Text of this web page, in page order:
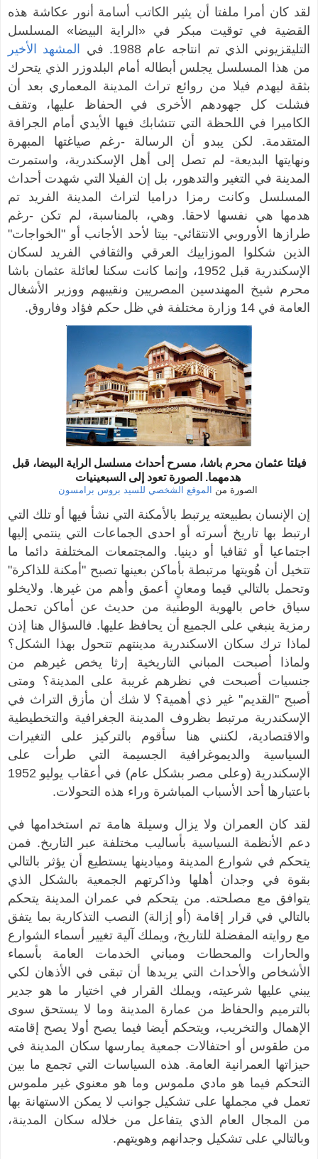
لقد كان أمرا ملفتا أن يثير الكاتب أسامة أنور عكاشة هذه
القضية في توقيت مبكر في «الراية البيضا» المسلسل
التليقزيوني الذي تم انتاجه عام 1988. في
المشهد الأخير
من هذا المسلسل يجلس أبطاله أمام البلدوزر الذي يتحرك
بثقة ليهدم فيلا من روائع تراث المدينة المعماري بعد أن
فشلت كل جهودهم الأخرى في الحفاظ عليها، وتقف
الكاميرا في اللحظة التي تتشابك فيها الأيدي أمام الجرافة
المتقدمة. لكن يبدو أن الرسالة -رغم صياغتها المبهرة
ونهايتها البديعة- لم تصل إلى أهل الإسكندرية، واستمرت
المدينة في التغير والتدهور، بل إن الفيلا التي شهدت أحداث
المسلسل وكانت رمزا دراميا لتراث المدينة الفريد تم
هدمها هي نفسها لاحقا. وهي، بالمناسبة، لم تكن -رغم
طرازها الأوروبي الانتقائي- بيتا لأحد الأجانب أو "الخواجات"
الذين شكلوا الموزاييك العرقي والثقافي الفريد لسكان
الإسكندرية قبل 1952، وإنما كانت سكنا لعائلة عثمان باشا
محرم شيخ المهندسين المصريين ونقيبهم ووزير الأشغال
العامة في 14 وزارة مختلفة في ظل حكم فؤاد وفاروق.
فيلتا عثمان محرم باشا، مسرح أحداث مسلسل الراية البيضا،قبل
هدمهما.الصورة تعود إلى السبعينيات
الصورة من الموقع الشخصي للسيد بروس برامسون
إن الإنسان بطبيعته يرتبط بالأمكنة التي نشأ فيها أو تلك التي
ارتبط بها تاريخ أسرته أو احدى الجماعات التي ينتمي إليها
اجتماعيا أو ثقافيا أو دينيا. والمجتمعات المختلفة دائما ما
تتخيل أن هُويتها مرتبطة بأماكن بعينها تصبح "أمكنة للذاكرة"
وتحمل بالتالي قيما ومعانٍ أعمق وأهم من غيرها. ولايخلو
سياق خاص بالهوية الوطنية من حديث عن أماكن تحمل
رمزية ينبغي على الجميع أن يحافظ عليها. فالسؤال هنا إذن
لماذا ترك سكان الاسكندرية مدينتهم تتحول بهذا الشكل؟
ولماذا أصبحت المباني التاريخية إرثا يخص غيرهم من
جنسيات أصبحت في نظرهم غريبة على المدينة؟ ومتى
أصبح "القديم" غير ذي أهمية؟ لا شك أن مأزق التراث في
الإسكندرية مرتبط بظروف المدينة الجغرافية والتخطيطية
والاقتصادية، لكنني هنا سأقوم بالتركيز على التغيرات
السياسية والديموغرافية الجسيمة التي طرأت على
الإسكندرية (وعلى مصر بشكل عام) في أعقاب يوليو 1952
باعتبارها أحد الأسباب المباشرة وراء هذه التحولات.
لقد كان العمران ولا يزال وسيلة هامة تم استخدامها في
دعم الأنظمة السياسية بأساليب مختلفة عبر التاريخ. فمن
يتحكم في شوارع المدينة وميادينها يستطيع أن يؤثر بالتالي
بقوة في وجدان أهلها وذاكرتهم الجمعية بالشكل الذي
يتوافق مع مصلحته. من يتحكم في عمران المدينة يتحكم
بالتالي في قرار إقامة (أو إزالة) النصب التذكارية بما يتفق
مع روايته المفضلة للتاريخ، ويملك آلية تغيير أسماء الشوارع
والحارات والمحطات ومباني الخدمات العامة بأسماء
الأشخاص والأحداث التي يريدها أن تبقى في الأذهان لكي
يبني عليها شرعيته، ويملك القرار في اختيار ما هو جدير
بالترميم والحفاظ من عمارة المدينة وما لا يستحق سوى
الإهمال والتخريب، ويتحكم أيضا فيما يصح أولا يصح إقامته
من طقوس أو احتفالات جمعية يمارسها سكان المدينة في
حيزاتها العمرانية العامة. هذه السياسات التي تجمع ما بين
التحكم فيما هو مادي ملموس وما هو معنوي غير ملموس
تعمل في مجملها على تشكيل جوانب لا يمكن الاستهانة بها
من المجال العام الذي يتفاعل من خلاله سكان المدينة،
وبالتالي على تشكيل وجدانهم وهويتهم.